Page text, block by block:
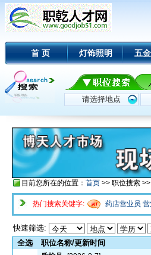
首 页 灯饰照明 五
目前您所在的位置： 首页 >> 职位搜索
热门搜索关键字: 药店营业员 营
快速筛选:
全选
职位名称/更新时间